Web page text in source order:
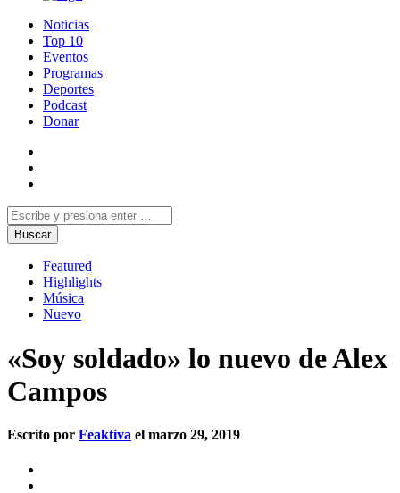
Noticias
Top 10
Eventos
Programas
Deportes
Podcast
Donar
Featured
Highlights
Música
Nuevo
«Soy soldado» lo nuevo de Alex
Campos
Escrito por Feaktiva el marzo 29, 2019